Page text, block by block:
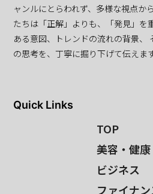
ャンルにとらわれず、多様な視点か
たちは「正解」よりも、「発見」を
ある意図、トレンドの流れの背景、
の思考を、丁寧に掘り下げて伝えます
Quick Links
TOP
美容・健康
ビジネス
ファイナン